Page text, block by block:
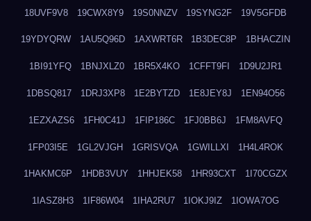
18UVF9V8 19CWX8Y9 19S0NNZV 19SYNG2F 19V5GFDB
19YDYQRW 1AU5Q96D 1AXWRT6R 1B3DEC8P 1BHACZIN
1BI91YFQ 1BNJXLZ0 1BR5X4KO 1CFFT9FI 1D9U2JR1
1DBSQ817 1DRJ3XP8 1E2BYTZD 1E8JEY8J 1EN94O56
1EZXAZS6 1FH0C41J 1FIP186C 1FJ0BB6J 1FM8AVFQ
1FP03I5E 1GL2VJGH 1GRISVQA 1GWILLXI 1H4L4ROK
1HAKMC6P 1HDB3VUY 1HHJEK58 1HR93CXT 1I70CGZX
1IASZ8H3 1IF86W04 1IHA2RU7 1IOKJ9IZ 1IOWA7OG